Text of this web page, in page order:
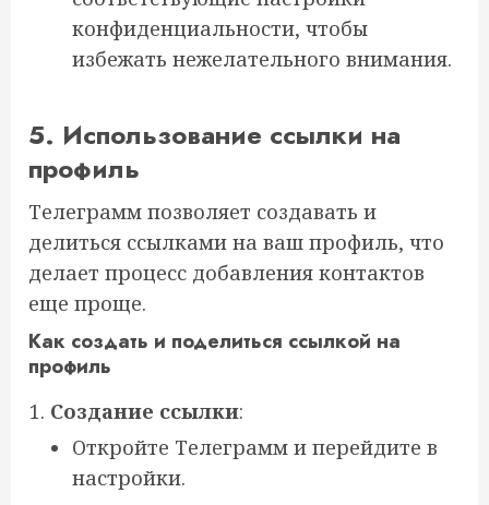
конфиденциальности, чтобы
избежать нежелательного внимания.
5. Использование ссылки на
профиль
Телеграмм позволяет создавать и
делиться ссылками на ваш профиль, что
делает процесс добавления контактов
еще проще.
Как создать и поделиться ссылкой на
профиль
Создание ссылки:
Откройте Телеграмм и перейдите в
настройки.